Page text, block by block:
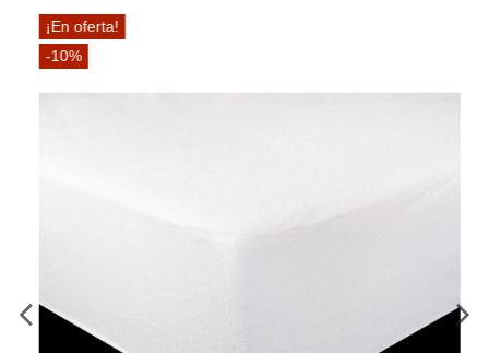
¡En oferta!
-10%